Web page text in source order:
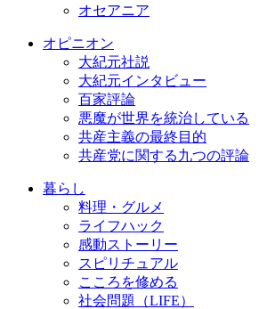
オセアニア
オピニオン
大紀元社説
大紀元インタビュー
百家評論
悪魔が世界を統治している
共産主義の最終目的
共産党に関する九つの評論
暮らし
料理・グルメ
ライフハック
感動ストーリー
スピリチュアル
こころを修める
社会問題（LIFE）